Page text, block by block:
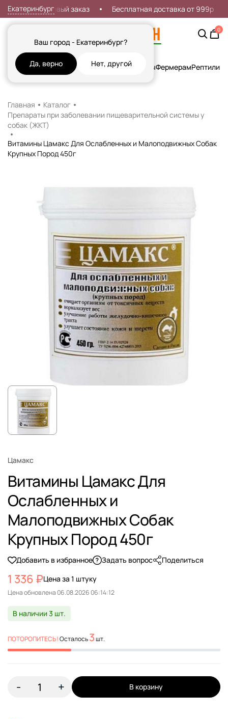
Екатеринбург
Ваш город - Екатеринбург?
Да, верно Нет, другой
7% на первый заказ Бесплатная доставка от 999р
0
Кошки СобакиРыбы Грызуны и Хорьки ПтицыФермерамРептилии
Главная
Каталог
Препараты при заболевании пищеварительной системы у
собак (ЖКТ)
Витамины Цамакс Для Ослабленных и Малоподвижных Собак
Крупных Пород 450г
Цамакс
Витамины Цамакс Для
Ослабленных и
Малоподвижных Собак
Крупных Пород 450г
Добавить в избранное Задать вопрос Поделиться
1 336 ₽Цена за 1 штуку
Цена обновлена
В наличии 3 шт.
ПОТОРОПИТЕСЬ!Осталось3шт.
- + В корзину